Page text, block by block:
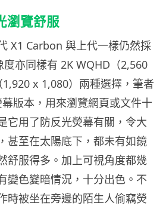
瀏覽舒服
X1 Carbon 與上代一樣仍然採
亦同樣有 2K WQHD（2,560
x 1,080）兩種選擇，筆者
版本，用來瀏覽網頁或文件十
它用了防反光熒幕有關，令大
甚至在太陽底下，都未有如鏡
舒服得多。加上可視角度都幾
變色變暗情況，十分出色。不
時被坐在旁邊的陌生人偷竊熒